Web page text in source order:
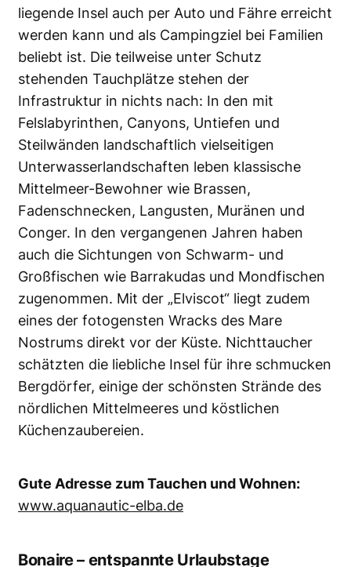
liegende Insel auch per Auto und Fähre erreicht
werden kann und als Campingziel bei Familien
beliebt ist. Die teilweise unter Schutz
stehenden Tauchplätze stehen der
Infrastruktur in nichts nach: In den mit
Felslabyrinthen, Canyons, Untiefen und
Steilwänden landschaftlich vielseitigen
Unterwasserlandschaften leben klassische
Mittelmeer-Bewohner wie Brassen,
Fadenschnecken, Langusten, Muränen und
Conger. In den vergangenen Jahren haben
auch die Sichtungen von Schwarm- und
Großfischen wie Barrakudas und Mondfischen
zugenommen. Mit der „Elviscot“ liegt zudem
eines der fotogensten Wracks des Mare
Nostrums direkt vor der Küste. Nichttaucher
schätzten die liebliche Insel für ihre schmucken
Bergdörfer, einige der schönsten Strände des
nördlichen Mittelmeeres und köstlichen
Küchenzaubereien.
Gute Adresse zum Tauchen und Wohnen:
www.aquanautic-elba.de
Bonaire – entspannte Urlaubstage